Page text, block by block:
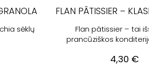
sėklų
Flan pâtissier – tai
prancūziškos
4,30 €